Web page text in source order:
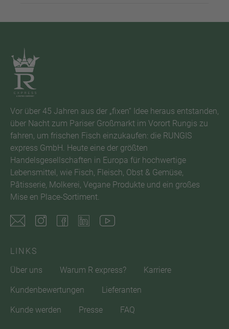
Vor über 45 Jahren aus der „fixen“ Idee heraus entstanden,
über Nacht zum Pariser Großmarkt im Vorort Rungis zu
fahren, um frischen Fisch einzukaufen: die RUNGIS
express GmbH. Heute eine der größten
Handelsgesellschaften in Europa für hochwertige
Lebensmittel, wie Fisch, Fleisch, Obst & Gemüse,
Pâtisserie, Molkerei, Vegane Produkte und ein großes
Mise en Place-Sortiment.
LINKS
Über uns
Warum R express? Karriere
Kundenbewertungen Lieferanten
Kunde werden Presse FAQ